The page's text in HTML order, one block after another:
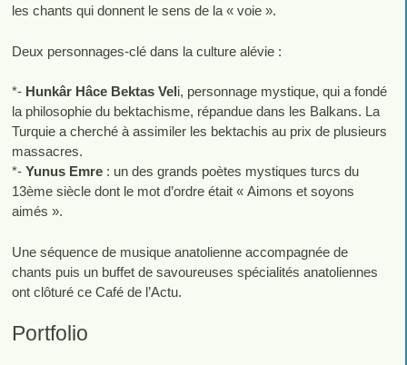
les chants qui donnent le sens de la « voie ».
Deux personnages-clé dans la culture alévie :
*- Hunkâr Hâce Bektas Veli, personnage mystique, qui a fondé
la philosophie du bektachisme, répandue dans les Balkans. La
Turquie a cherché à assimiler les bektachis au prix de plusieurs
massacres.
*- Yunus Emre: un des grands poètes mystiques turcs du
13ème siècle dont le mot d’ordre était « Aimons et soyons
aimés ».
Une séquence de musique anatolienne accompagnée de
chants puis un buffet de savoureuses spécialités anatoliennes
ont clôturé ce Café de l’Actu.
Portfolio